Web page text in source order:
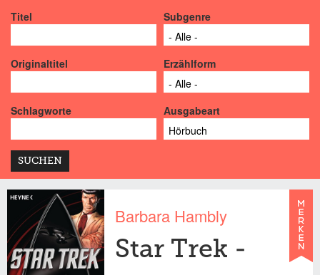
Titel Subgenre
Originaltitel Erzählform
Schlagworte Ausgabeart
Barbara Hambly
Star Trek -